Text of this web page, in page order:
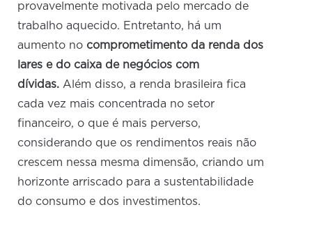
provavelmente motivada pelo mercado de
trabalho aquecido. Entretanto, há um
aumento no comprometimento da renda dos
lares e do caixa de negócios com
dívidas.Além disso, a renda brasileira fica
cada vez mais concentrada no setor
financeiro, o que é mais perverso,
considerando que os rendimentos reais não
crescem nessa mesma dimensão, criando um
horizonte arriscado para a sustentabilidade
do consumo e dos investimentos.